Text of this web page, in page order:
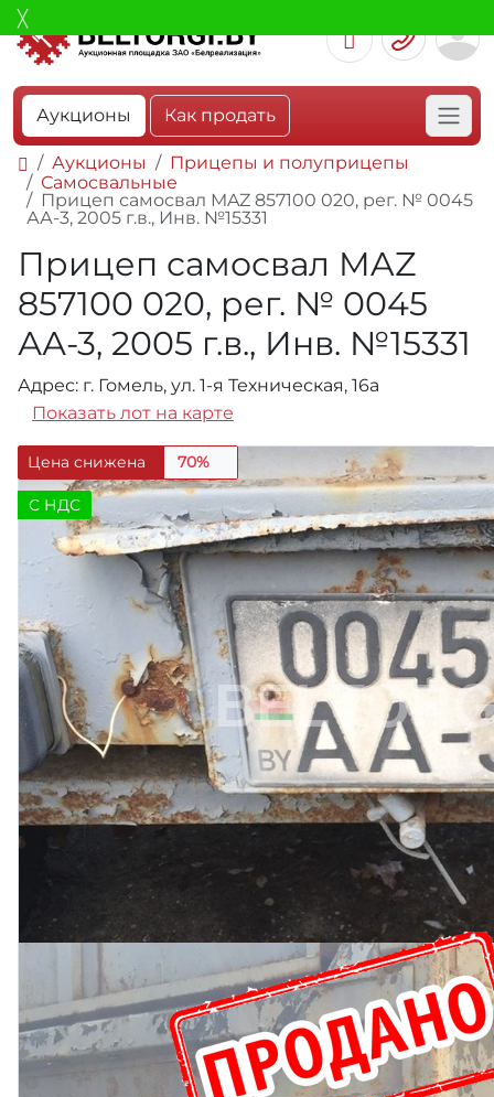
Аукционы Как продать
Аукционы
Прицепы и полуприцепы
Самосвальные
Прицеп самосвал MAZ 857100 020, рег. № 0045
АА-3, 2005 г.в., Инв. №15331
Прицеп самосвал MAZ
857100 020, рег. № 0045
АА-3, 2005 г.в., Инв. №15331
Адрес: г. Гомель, ул. 1-я Техническая, 16а
Показать лот на карте
Цена снижена 70%
C НДС